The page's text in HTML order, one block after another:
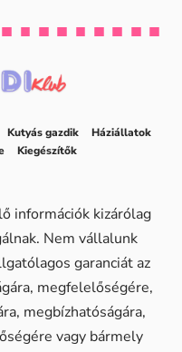
Kutyás gazdik
Háziállatok
Kiegészítők
információk kizárólag
Nem vállalunk
garanciát az
megfelelőségére,
megbízhatóságára,
vagy bármely